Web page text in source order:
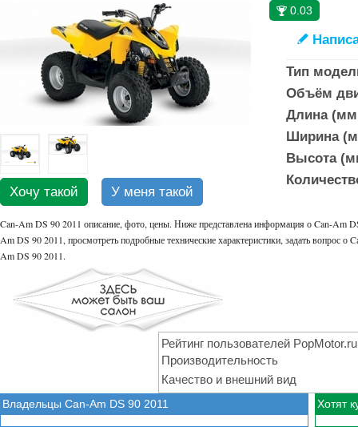
Хочу такой У меня такой
🏆 0.03
✎
Тип
Объём
Длина
Ширина
Высота
Can-Am DS 90 2011 описание, фото, цены. Ниже представлена информация о Can-Am
Am DS 90 2011, просмотреть подробные технические характеристики, задать вопрос
Am DS 90 2011.
Рейтинг пользователей PopMotor.ru
Производительность
Качество и внешний вид
Владельцы Can-Am DS 90 2011 Хотят